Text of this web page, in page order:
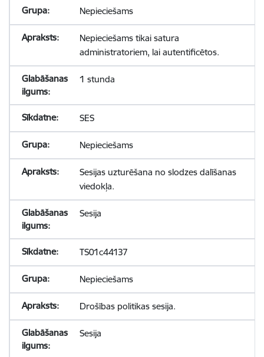
Nepieciešams
Nepieciešams tikai satura
administratoriem, lai autentificētos.
1 stunda
SES
Nepieciešams
Sesijas uzturēšana no slodzes dalīšanas
viedokļa.
Sesija
TS01c44137
Nepieciešams
Drošības politikas sesija.
Sesija